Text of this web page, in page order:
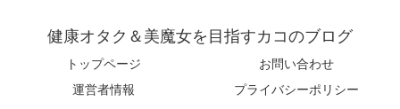
健康オタク＆美魔女を目指すカコのブログ
トップページ
お問い合わせ
運営者情報
プライバシーポリシー